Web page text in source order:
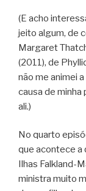
(E acho
jeito algum, de
Margaret
(2011), de
não me animei
causa de
ali.)
No quarto
que acontece a
Ilhas Falkland-
ministra muito